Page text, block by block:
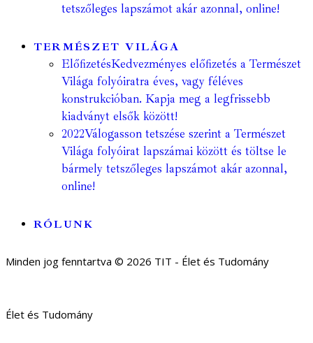
tetszőleges lapszámot akár azonnal, online!
TERMÉSZET VILÁGA
ElőfizetésKedvezményes előfizetés a Természet
Világa folyóiratra éves, vagy féléves
konstrukcióban. Kapja meg a legfrissebb
kiadványt elsők között!
2022Válogasson tetszése szerint a Természet
Világa folyóirat lapszámai között és töltse le
bármely tetszőleges lapszámot akár azonnal,
online!
RÓLUNK
Minden jog fenntartva © 2026 TIT - Élet és Tudomány
Élet és Tudomány